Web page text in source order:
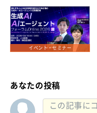
イベント・セミナー
あなたの投稿